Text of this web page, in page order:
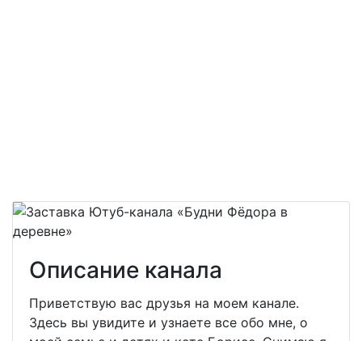
Описание канала
Приветствую вас друзья на моем канале.
Здесь вы увидите и узнаете все обо мне, о